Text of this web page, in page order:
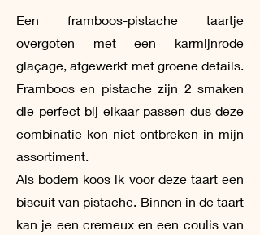
Een framboos-pistache taartje
overgoten met een karmijnrode
glaçage, afgewerkt met groene details.
Framboos en pistache zijn 2 smaken
die perfect bij elkaar passen dus deze
combinatie kon niet ontbreken in mijn
assortiment.
Als bodem koos ik voor deze taart een
biscuit van pistache. Binnen in de taart
kan je een cremeux en een coulis van